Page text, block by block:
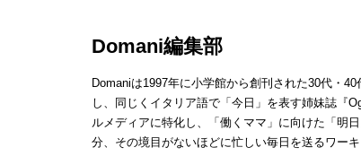
Domani編集部
Domaniは1997年に小学館から創刊された30代・
し、同じくイタリア語で「今日」を表す姉妹誌『
ルメディアに特化し、「働くママ」に向けた「明
分、その境目がないほどに忙しい毎日を送るワー